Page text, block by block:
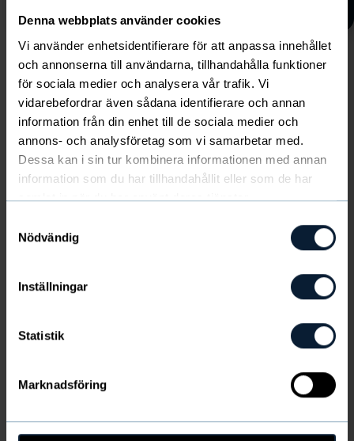
Denna webbplats använder cookies
Vi använder enhetsidentifierare för att anpassa innehållet
och annonserna till användarna, tillhandahålla funktioner
för sociala medier och analysera vår trafik. Vi
vidarebefordrar även sådana identifierare och annan
information från din enhet till de sociala medier och
annons- och analysföretag som vi samarbetar med.
Dessa kan i sin tur kombinera informationen med annan
information som du har tillhandahållit eller som de har
samlat in när du har använt deras tjänster.
Nödvändig
Inställningar
Statistik
Marknadsföring
Kolla in säsongens nyheter
här!
Visa alla
Lämna din epost och följ Jennie Edman och
SKICKA
Jag har tagit del av Newbodys